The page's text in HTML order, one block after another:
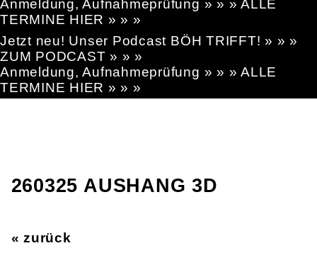
Anmeldung, Aufnahmeprüfung » » » ALLE
TERMINE HIER » » »
Jetzt neu! Unser Podcast BÖH TRIFFT! » » »
ZUM PODCAST » » »
Anmeldung, Aufnahmeprüfung » » » ALLE
TERMINE HIER » » »
260325 AUSHANG 3D
« zurück